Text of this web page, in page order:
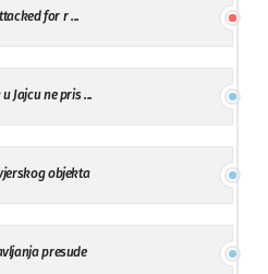
for r ...
u Jajcu ne pris ...
objekta
presude